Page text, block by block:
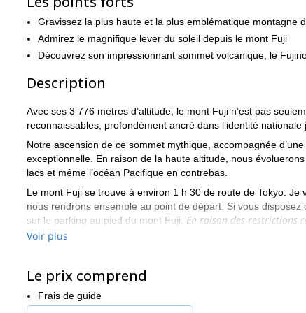
Gravissez la plus haute et la plus emblématique montagne
Admirez le magnifique lever du soleil depuis le mont Fuji
Découvrez son impressionnant sommet volcanique, le
Description
Avec ses 3 776 mètres d’altitude, le mont Fuji n’est pas
reconnaissables, profondément ancré dans l’identité
Notre ascension de ce sommet mythique, accompagnée
exceptionnelle. En raison de la haute altitude, nous
lacs et même l’océan Pacifique en contrebas.
Le mont Fuji se trouve à environ 1 h 30 de route de Tokyo.
nous rendrons ensemble au point de départ. Si vous
sur le parking au pied du mont Fuji. En raison des restrictions
haute saison (de juillet à août). Le coût est d’environ 15 000 ¥
où nous pourrons nous reposer, partager le repas du soir et
sommet, nous commencerons notre montée très tôt le matin.
Voir plus
Le prix comprend
Frais de guide